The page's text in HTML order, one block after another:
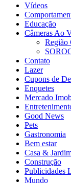
Vídeos
Educação
Câmeras Ao
Região
Contato
Lazer
Cupons de
Enquetes
Mercado
Good News
Pets
Gastronomia
Bem estar
Casa &
Construção
Publicidades
Mundo